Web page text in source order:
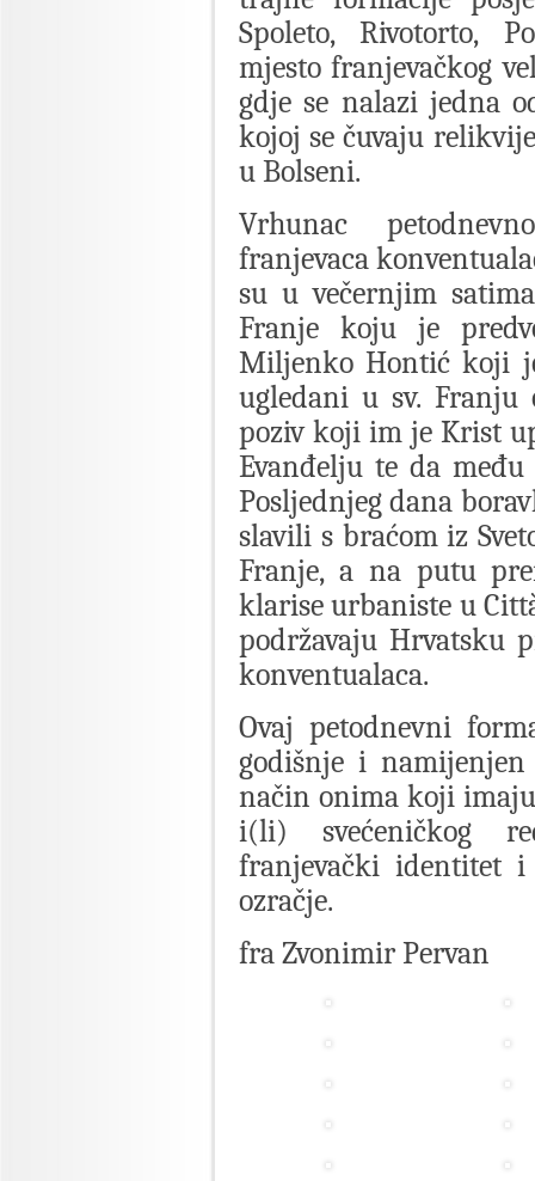
Spoleto, Rivotorto,
mjesto franjevačkog
gdje se nalazi jedna
kojoj se čuvaju
u Bolseni.
Vrhunac
franjevaca
su u večernjim
Franje koju je
Miljenko Hontić koji
ugledani u sv. Franju
poziv koji im je Krist
Evanđelju te da
Posljednjeg dana
slavili s braćom iz
Franje, a na putu
klarise urbaniste u
podržavaju Hrvatsku
konventualaca.
Ovaj petodnevni
godišnje i
način onima koji imaju
i(li) svećeničkog
franjevački identitet i
ozračje.
fra Zvonimir Pervan